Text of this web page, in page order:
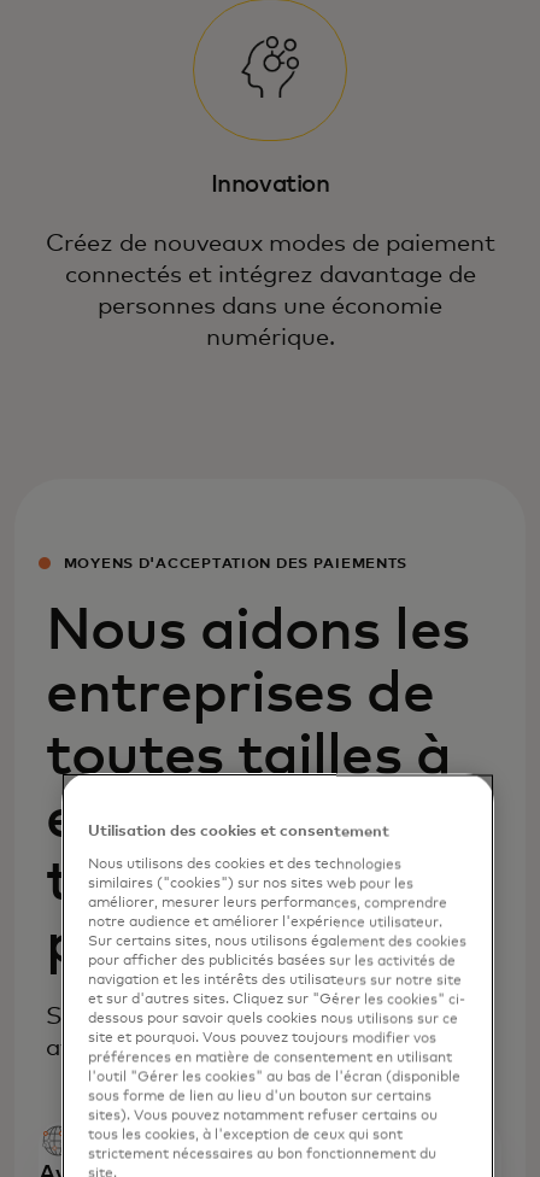
Innovation
Créez de nouveaux modes de paiement
connectés et intégrez davantage de
personnes dans une économie
numérique.
MOYENS D'ACCEPTATION DES PAIEMENTS
Nous aidons les
entreprises de
toutes tailles à
effectuer des
transactions
plus efficaces
Solutions pour accepter les paiements
avec Mastercard.
Utilisation des cookies et consentement
Nous utilisons des cookies et des technologies
similaires ("cookies") sur nos sites web pour les
améliorer, mesurer leurs performances, comprendre
notre audience et améliorer l'expérience utilisateur.
Sur certains sites, nous utilisons également des cookies
pour afficher des publicités basées sur les activités de
navigation et les intérêts des utilisateurs sur notre site
et sur d'autres sites. Cliquez sur "Gérer les cookies" ci-
dessous pour savoir quels cookies nous utilisons sur ce
site et pourquoi. Vous pouvez toujours modifier vos
préférences en matière de consentement en utilisant
l'outil "Gérer les cookies" au bas de l'écran (disponible
sous forme de lien au lieu d'un bouton sur certains
sites). Vous pouvez notamment refuser certains ou
tous les cookies, à l'exception de ceux qui sont
strictement nécessaires au bon fonctionnement du
site.